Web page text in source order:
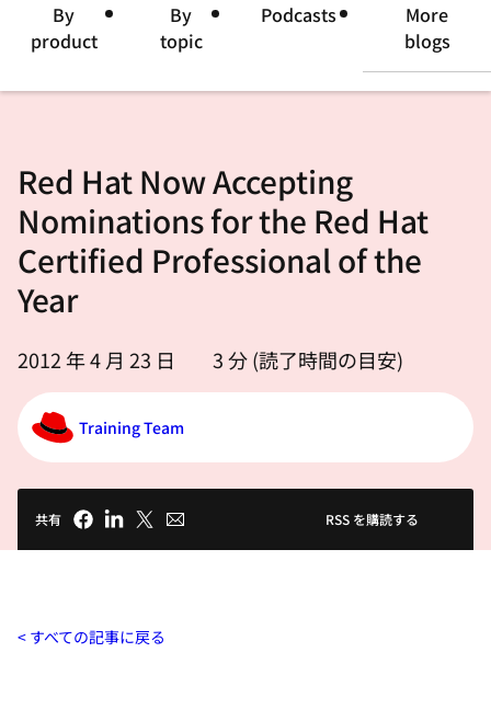
語
く
だ
い
By
product
By
topic
Podcasts
More
blogs
Red Hat Now Accepting
Nominations for the Red Hat
Certified Professional of the
Year
2012 年 4 月 23 日 3分 (読了時間の目安)
Training Team
共有 RSS を購読する
すべての記事に戻る